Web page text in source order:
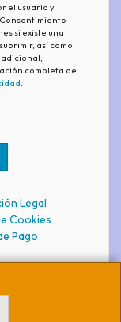
el usuario y
si existe una
así como
completa de
.
Legal
Cookies
Pago